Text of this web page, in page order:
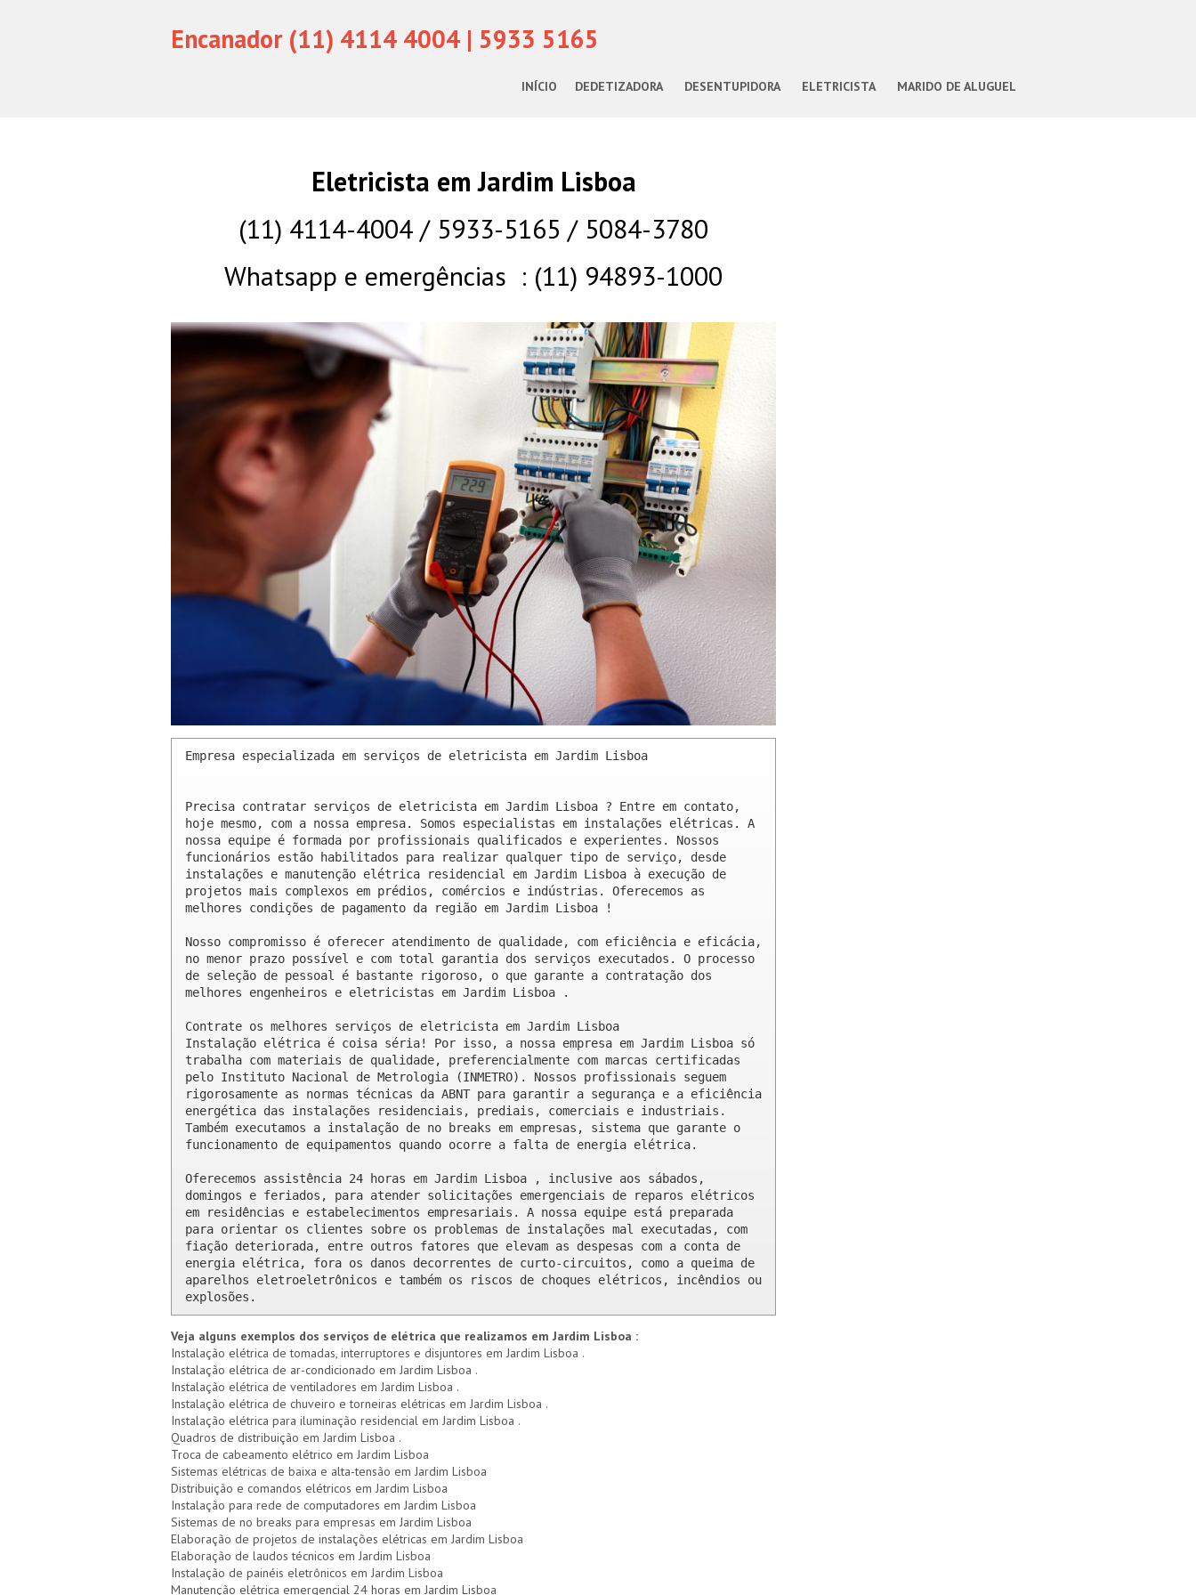
Encanador (11) 4114 4004 | 5933 5165
INÍCIO DEDETIZADORA DESENTUPIDORA ELETRICISTA MARIDO DE ALUGUEL
Eletricista em Jardim Lisboa
(11) 4114-4004 / 5933-5165 / 5084-3780
Whatsapp e emergências : (11) 94893-1000
Empresa especializada em serviços de eletricista em Jardim Lisboa
Precisa contratar serviços de eletricista em Jardim Lisboa ? Entre em contato,
hoje mesmo, com a nossa empresa. Somos especialistas em instalações elétricas. A
nossa equipe é formada por profissionais qualificados e experientes. Nossos
funcionários estão habilitados para realizar qualquer tipo de serviço, desde
instalações e manutenção elétrica residencial em Jardim Lisboa à execução de
projetos mais complexos em prédios, comércios e indústrias. Oferecemos as
melhores condições de pagamento da região em Jardim Lisboa !
Nosso compromisso é oferecer atendimento de qualidade, com eficiência e eficácia,
no menor prazo possível e com total garantia dos serviços executados. O processo
de seleção de pessoal é bastante rigoroso, o que garante a contratação dos
melhores engenheiros e eletricistas em Jardim Lisboa .
Contrate os melhores serviços de eletricista em Jardim Lisboa
Instalação elétrica é coisa séria! Por isso, a nossa empresa em Jardim Lisboa só
trabalha com materiais de qualidade, preferencialmente com marcas certificadas
pelo Instituto Nacional de Metrologia (INMETRO). Nossos profissionais seguem
rigorosamente as normas técnicas da ABNT para garantir a segurança e a eficiência
energética das instalações residenciais, prediais, comerciais e industriais.
Também executamos a instalação de no breaks em empresas, sistema que garante o
funcionamento de equipamentos quando ocorre a falta de energia elétrica.
Oferecemos assistência 24 horas em Jardim Lisboa , inclusive aos sábados,
domingos e feriados, para atender solicitações emergenciais de reparos elétricos
em residências e estabelecimentos empresariais. A nossa equipe está preparada
para orientar os clientes sobre os problemas de instalações mal executadas, com
fiação deteriorada, entre outros fatores que elevam as despesas com a conta de
energia elétrica, fora os danos decorrentes de curto-circuitos, como a queima de
aparelhos eletroeletrônicos e também os riscos de choques elétricos, incêndios ou
explosões.
Veja alguns exemplos dos serviços de elétrica que realizamos em Jardim Lisboa :
Instalação elétrica de tomadas, interruptores e disjuntores em Jardim Lisboa .
Instalação elétrica de ar-condicionado em Jardim Lisboa .
Instalação elétrica de ventiladores em Jardim Lisboa .
Instalação elétrica de chuveiro e torneiras elétricas em Jardim Lisboa .
Instalação elétrica para iluminação residencial em Jardim Lisboa .
Quadros de distribuição em Jardim Lisboa .
Troca de cabeamento elétrico em Jardim Lisboa
Sistemas elétricas de baixa e alta-tensão em Jardim Lisboa
Distribuição e comandos elétricos em Jardim Lisboa
Instalação para rede de computadores em Jardim Lisboa
Sistemas de no breaks para empresas em Jardim Lisboa
Elaboração de projetos de instalações elétricas em Jardim Lisboa
Elaboração de laudos técnicos em Jardim Lisboa
Instalação de painéis eletrônicos em Jardim Lisboa
Manutenção elétrica emergencial 24 horas em Jardim Lisboa